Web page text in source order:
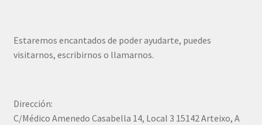
Estaremos encantados de poder ayudarte, puedes
visitarnos, escribirnos o llamarnos.
Dirección:
C/Médico Amenedo Casabella 14, Local 3 15142 Arteixo, A